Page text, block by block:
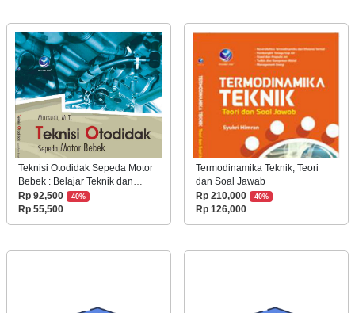
Teknisi Otodidak Sepeda Motor
Bebek : Belajar Teknik dan
Perawatan Kendaraan Ringan
Mesin 4 Tak
Rp 92,500 40%
Rp 55,500
Termodinamika Teknik, Teori
dan Soal Jawab
Rp 210,000
40%
Rp 126,000